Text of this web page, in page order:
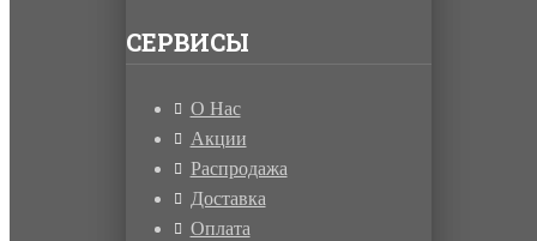
СЕРВИСЫ
О Нас
Акции
Распродажа
Доставка
Оплата